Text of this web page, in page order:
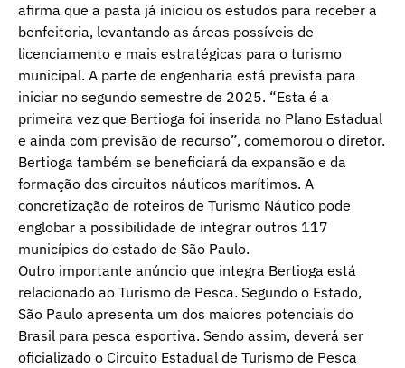
afirma que a pasta já iniciou os estudos para receber a
benfeitoria, levantando as áreas possíveis de
licenciamento e mais estratégicas para o turismo
municipal. A parte de engenharia está prevista para
iniciar no segundo semestre de 2025. “Esta é a
primeira vez que Bertioga foi inserida no Plano Estadual
e ainda com previsão de recurso”, comemorou o diretor.
Bertioga também se beneficiará da expansão e da
formação dos circuitos náuticos marítimos. A
concretização de roteiros de Turismo Náutico pode
englobar a possibilidade de integrar outros 117
municípios do estado de São Paulo.
Outro importante anúncio que integra Bertioga está
relacionado ao Turismo de Pesca. Segundo o Estado,
São Paulo apresenta um dos maiores potenciais do
Brasil para pesca esportiva. Sendo assim, deverá ser
oficializado o Circuito Estadual de Turismo de Pesca